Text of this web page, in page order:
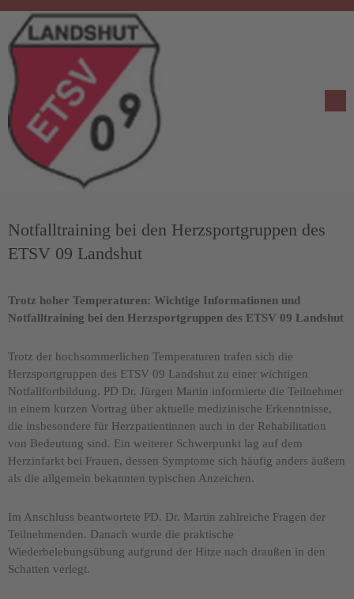
Notfalltraining bei den Herzsportgruppen des
ETSV 09 Landshut
Trotz hoher Temperaturen: Wichtige Informationen und
Notfalltraining bei den Herzsportgruppen des ETSV 09 Landshut
Trotz der hochsommerlichen Temperaturen trafen sich die
Herzsportgruppen des ETSV 09 Landshut zu einer wichtigen
Notfallfortbildung. PD Dr. Jürgen Martin informierte die Teilnehmer
in einem kurzen Vortrag über aktuelle medizinische Erkenntnisse,
die insbesondere für Herzpatientinnen auch in der Rehabilitation
von Bedeutung sind. Ein weiterer Schwerpunkt lag auf dem
Herzinfarkt bei Frauen, dessen Symptome sich häufig anders äußern
als die allgemein bekannten typischen Anzeichen.
Im Anschluss beantwortete PD. Dr. Martin zahlreiche Fragen der
Teilnehmenden. Danach wurde die praktische
Wiederbelebungsübung aufgrund der Hitze nach draußen in den
Schatten verlegt.